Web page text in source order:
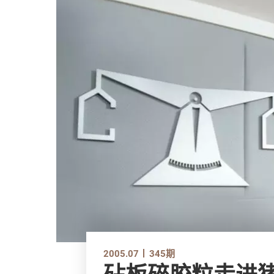
2005.07 345期